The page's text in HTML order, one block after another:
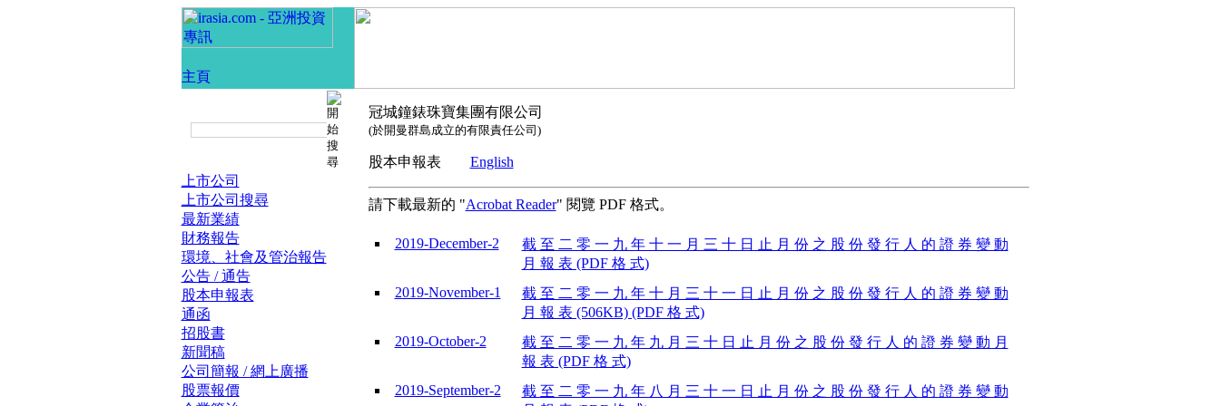
上市公司
上市公司搜尋
最新業績
財務報告
環境、社會及管治報告
公告 / 通告
股本申報表
通函
招股書
新聞稿
公司簡報 / 網上廣播
股票報價
冠城鐘錶珠寶集團有限公司
(於開曼群島成立的有限責任公司)
股本申報表 English
請下載最新的 "Acrobat Reader" 閱覽 PDF 格式。
2019-December-2
截 至 二 零 一 九 年 十 一 月 三 十 日 止 月 份 之 股 份 發 行 人 的 證 券 變 動
月 報 表 (PDF 格 式)
2019-November-1
截 至 二 零 一 九 年 十 月 三 十 一 日 止 月 份 之 股 份 發 行 人 的 證 券 變 動
月 報 表 (506KB) (PDF 格 式)
2019-October-2
截 至 二 零 一 九 年 九 月 三 十 日 止 月 份 之 股 份 發 行 人 的 證 券 變 動 月
報 表 (PDF 格 式)
2019-September-2
截 至 二 零 一 九 年 八 月 三 十 一 日 止 月 份 之 股 份 發 行 人 的 證 券 變 動